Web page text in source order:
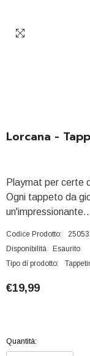
Lorcana -
Playmat per certe
Ogni tappeto da
Codice Prodotto:
Disponibilità
Esaurito
Tipo di prodotto:
€19,99
Quantità: